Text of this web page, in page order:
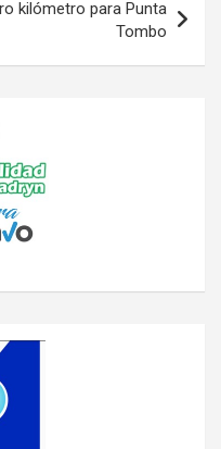
kilómetro para Punta
Tombo